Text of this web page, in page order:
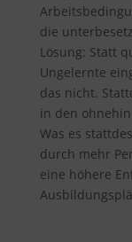
die
Lösung: Statt
Ungelernte
das nicht.
in den
Was es
durch mehr
eine höhere